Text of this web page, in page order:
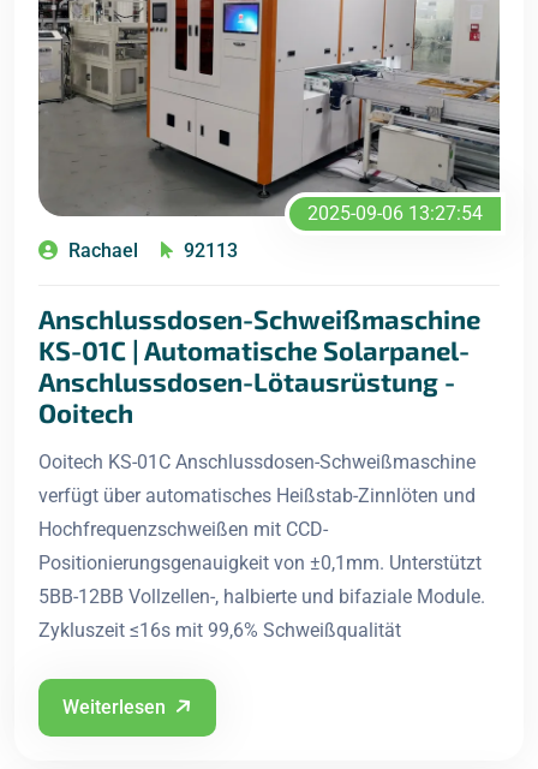
2025-09-06 13:27:54
Rachael
92113
Anschlussdosen-Schweißmaschine
KS-01C | Automatische Solarpanel-
Anschlussdosen-Lötausrüstung -
Ooitech
Ooitech KS-01C Anschlussdosen-Schweißmaschine
verfügt über automatisches Heißstab-Zinnlöten und
Hochfrequenzschweißen mit CCD-
Positionierungsgenauigkeit von ±0,1mm. Unterstützt
5BB-12BB Vollzellen-, halbierte und bifaziale Module.
Zykluszeit ≤16s mit 99,6% Schweißqualität
Weiterlesen